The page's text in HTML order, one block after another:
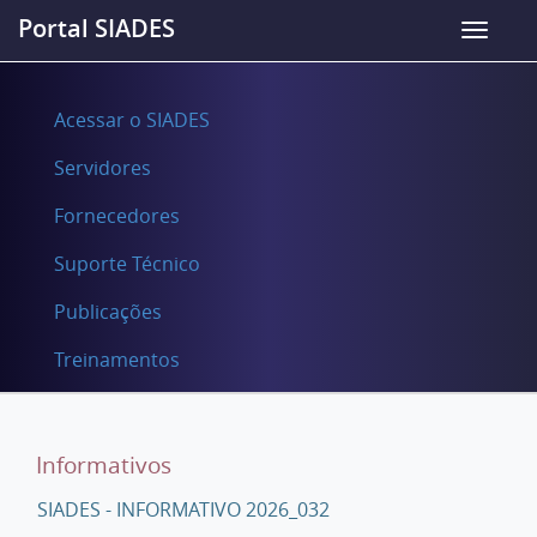
Portal SIADES
Acessar o SIADES
Servidores
Fornecedores
Suporte Técnico
Publicações
Treinamentos
Informativos
SIADES - INFORMATIVO 2026_032